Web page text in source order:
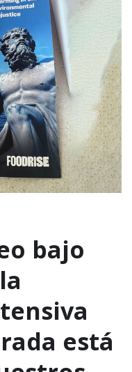
bajo
está